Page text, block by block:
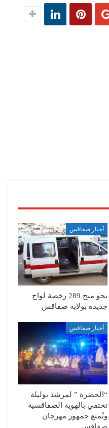
أخبار صفاقس
نحو منح 289 رخصة لواج
جديدة بولاية صفاقس
أخبار صفاقس
“الحضرة ” لمرشد بوليلة
تحتفي بالهوية الصفاقسية
وتُمتع جمهور مهرجان